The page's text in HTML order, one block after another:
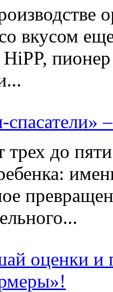
вкусом
пионер
спасатели»
трех до
оценки и